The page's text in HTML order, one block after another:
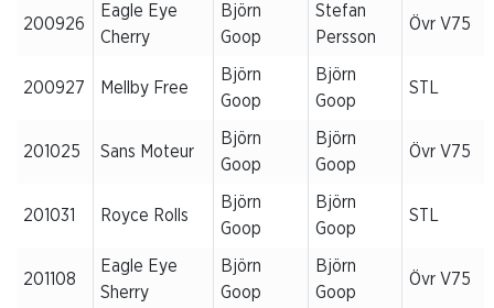
200926
Eagle Eye
Cherry
Björn
Goop
Stefan
Persson
Övr V75
200927 Mellby Free
Björn
Goop
Björn
Goop
STL
201025 Sans Moteur
Björn
Goop
Björn
Goop
Övr V75
201031 Royce Rolls
Björn
Goop
Björn
Goop
STL
201108
Eagle Eye
Sherry
Björn
Goop
Björn
Goop
Övr V75